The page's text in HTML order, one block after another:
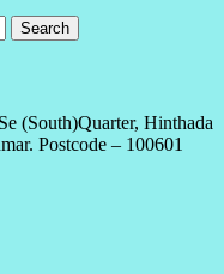
(South)Quarter, Hinthada
Postcode – 100601